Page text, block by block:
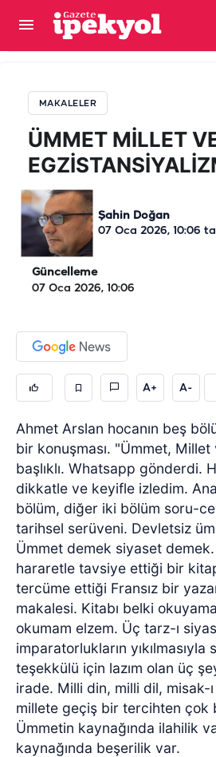
MAKALELER
ÜMMET MİLLET
Şahin Doğan
07 Oca 2026, 10:06
Güncelleme
07 Oca 2026, 10:06
A+ A-
Ahmet Arslan hocanın beş
bir konuşması. "Ümmet,
başlıklı. Whatsapp gönderdi.
dikkatle ve keyifle izledim.
bölüm, diğer iki bölüm soru-
tarihsel serüveni. Devletsiz
Ümmet demek siyaset demek.
hararetle tavsiye ettiği bir
tercüme ettiği Fransız bir
makalesi. Kitabı belki
okumam elzem. Üç tarz-ı
imparatorlukların
teşekkülü için lazım olan üç
irade. Milli din, milli dil, misak-
millete geçiş bir tercihten çok
Ümmetin kaynağında ilahilik
kaynağında beşerilik var.
ÜMMET MİLLET VE